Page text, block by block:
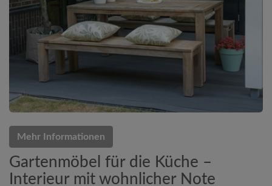
Mehr Informationen
Gartenmöbel für die Küche –
Interieur mit wohnlicher Note